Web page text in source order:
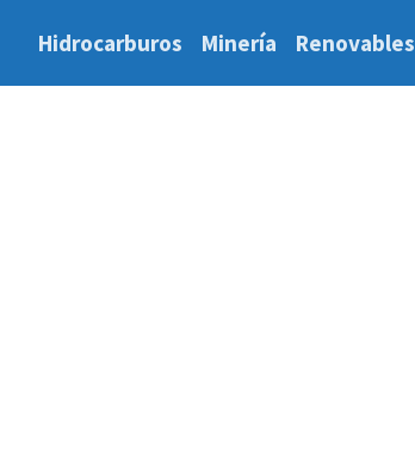
Hidrocarburos Minería Renovables